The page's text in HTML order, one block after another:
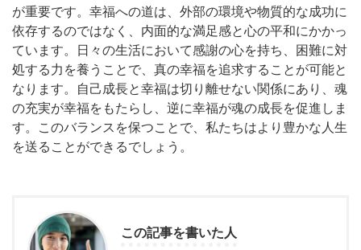
が重要です。幸福への道は、外部の環境や物質的な成功に
依存するのではなく、内面的な満足感と心の平和にかかっ
ています。日々の生活において感謝の心を持ち、困難に対
処する力を養うことで、真の幸福を追求することが可能と
なります。自己成長と幸福は切り離せない関係にあり、魂
の充実が幸福をもたらし、逆に幸福が魂の成長を促進しま
す。このバランスを保つことで、私たちはより豊かな人生
を送ることができるでしょう。
この記事を書いた人